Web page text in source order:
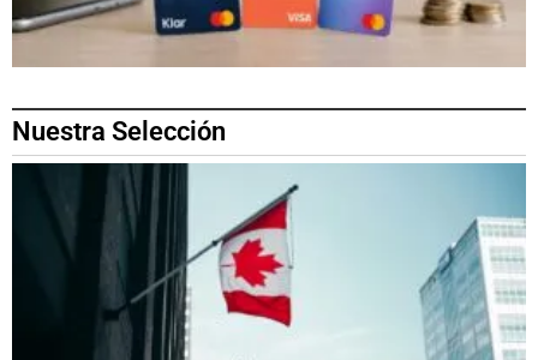
Nuestra Selección